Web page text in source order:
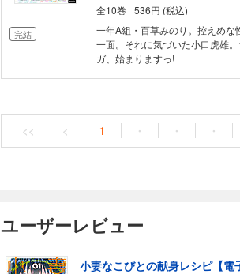
完結
全10巻
536円 (税込)
一年A組・百草みのり。控えめ
一面。それに気づいた小口虎雄
ガ、始まりますっ!
<< < 1 ・ ・ ・
ユーザーレビュー
小妻なこびとの献身レシピ【